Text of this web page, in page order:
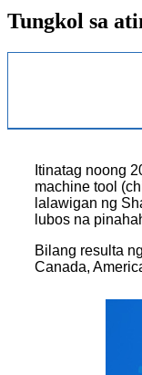
Tungkol sa
Itinatag noong
machine tool
lalawigan ng
lubos na
Bilang resulta
Canada,